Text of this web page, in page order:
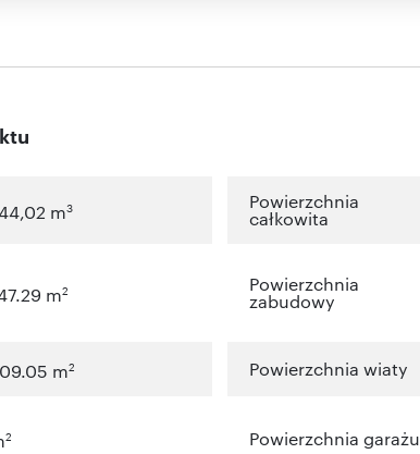
m3 Powierzchnia
całkowita
m2 Powierzchnia
zabudowy
m2 Powierzchnia wiaty
2 Powierzchnia garażu